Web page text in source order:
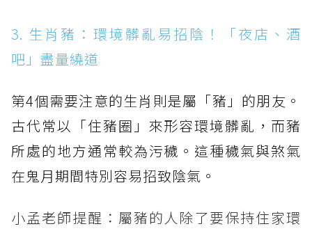
3. 生肖豬：環境髒亂易招陰！「夜店、酒
吧」盡量繞道
第4個需要注意的生肖則是屬「豬」的朋友。
古代常以「住豬圈」來形容環境髒亂，而豬
所處的地方通常較為污穢。這種穢氣與煞氣
在鬼月期間特別容易招致陰氣。
小孟老師提醒：屬豬的人除了要保持住家環